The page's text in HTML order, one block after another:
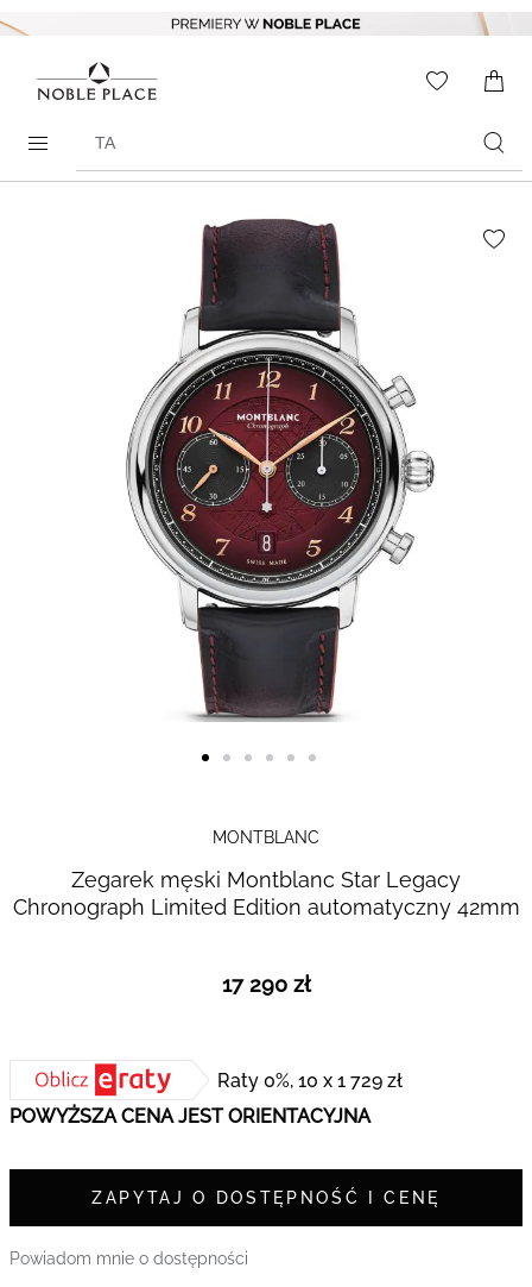
products
MONTBLANC
Zegarek męski Montblanc Star Legacy
Chronograph Limited Edition automatyczny 42mm
images
17 290 zł
Raty 0%, 10 x 1 729 zł
POWYŻSZA CENA JEST ORIENTACYJNA
ZAPYTAJ O DOSTĘPNOŚĆ I CENĘ
Powiadom mnie o dostępności